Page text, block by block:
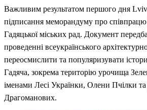
Важливим результатом першого дня
підписання меморандуму про співпрацю
Гадяцької міських рад. Документ
проведенні всеукраїнського
переосмислити та популяризувати
Гадяча, зокрема територію урочища
іменами Лесі Українки, Олени Пчілки
Драгоманових.